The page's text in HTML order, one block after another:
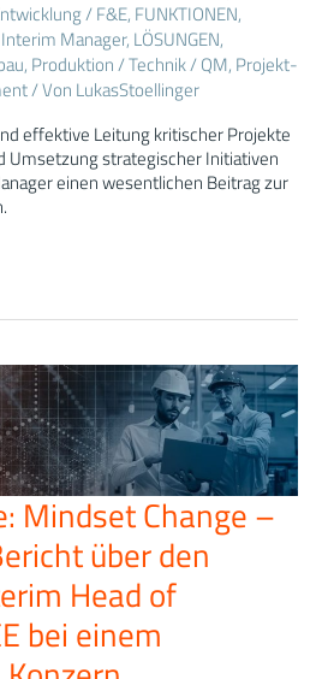
/ F&E, FUNKTIONEN,
Interim Manager, LÖSUNGEN,
, Produktion / Technik / QM, Projekt-
/ Von LukasStoellinger
effektive Leitung kritischer Projekte
Umsetzung strategischer Initiativen
einen wesentlichen Beitrag zur
Mindset Change –
über den
Head of
bei einem